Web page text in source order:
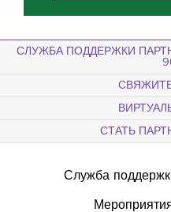
СЛУЖБА ПОДДЕРЖКИ
СТАТЬ
Служба